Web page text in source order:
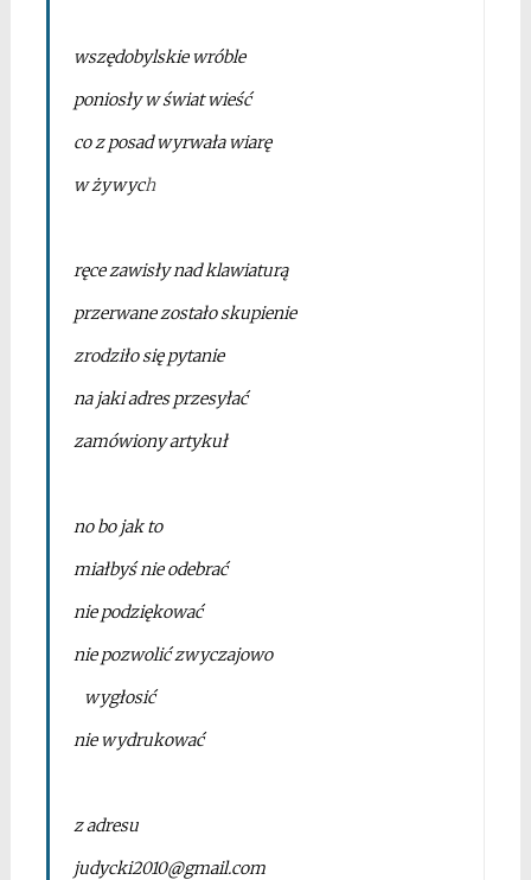
wszędobylskie wróble
poniosły w świat wieść
co z posad wyrwała wiarę
w żywych
ręce zawisły nad klawiaturą
przerwane zostało skupienie
zrodziło się pytanie
na jaki adres przesyłać
zamówiony artykuł
no bo jak to
miałbyś nie odebrać
nie podziękować
nie pozwolić zwyczajowo
wygłosić
nie wydrukować
z adresu
judycki2010@gmail.com